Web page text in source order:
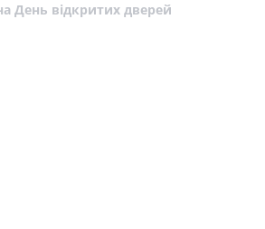
День відкритих дверей